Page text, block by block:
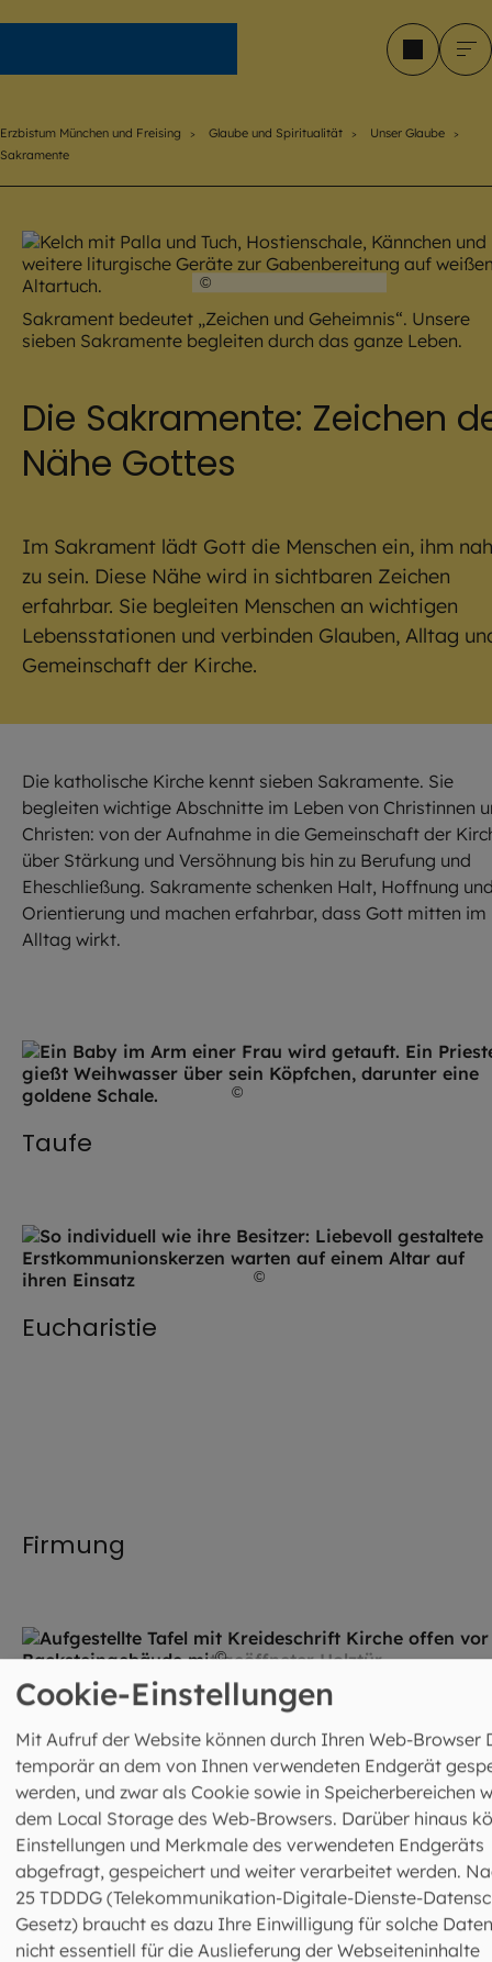
Erzbistum München und Freising Glaube und Spiritualität
Unser Glaube
Sakramente
©
Sakrament bedeutet „Zeichen und Geheimnis“. Unsere
sieben Sakramente begleiten durch das ganze Leben.
Die Sakramente: Zeichen
Nähe Gottes
Im Sakrament lädt Gott die Menschen ein, ihm nah
zu sein. Diese Nähe wird in sichtbaren Zeichen
erfahrbar. Sie begleiten Menschen an wichtigen
Lebensstationen und verbinden Glauben, Alltag
Gemeinschaft der Kirche.
Die katholische Kirche kennt sieben Sakramente. Sie
begleiten wichtige Abschnitte im Leben von Christinnen
Christen: von der Aufnahme in die Gemeinschaft der
über Stärkung und Versöhnung bis hin zu Berufung und
Eheschließung. Sakramente schenken Halt, Hoffnung
Orientierung und machen erfahrbar, dass Gott mitten im
Alltag wirkt.
©
Taufe
©
Eucharistie
Firmung
© ArTo / stock.adobe.com
Bußsakrament
© sonyachny /
Ehe
Cookie-Einstellungen
Mit Aufruf der Website können durch Ihren Web-Browser
temporär an dem von Ihnen verwendeten Endgerät
werden, und zwar als Cookie sowie in Speicherbereichen
dem Local Storage des Web-Browsers. Darüber hinaus
Einstellungen und Merkmale des verwendeten Endgeräts
abgefragt, gespeichert und weiter verarbeitet werden.
25 TDDDG (Telekommunikation-Digitale-Dienste-
Gesetz) braucht es dazu Ihre Einwilligung für solche
nicht essentiell für die Auslieferung der Webseiteninhalte